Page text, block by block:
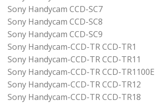
Sony Handycam CCD-SC7
Sony Handycam CCD-SC8
Sony Handycam CCD-SC9
Sony Handycam-CCD-TR CCD-TR1
Sony Handycam-CCD-TR CCD-TR11
Sony Handycam-CCD-TR CCD-TR1100E
Sony Handycam-CCD-TR CCD-TR12
Sony Handycam-CCD-TR CCD-TR18